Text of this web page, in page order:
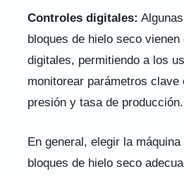
Controles digitales:
bloques de hielo seco
digitales, permitiendo a los
monitorear parámetros clave
presión y tasa de producción.
En general, elegir la
bloques de hielo seco